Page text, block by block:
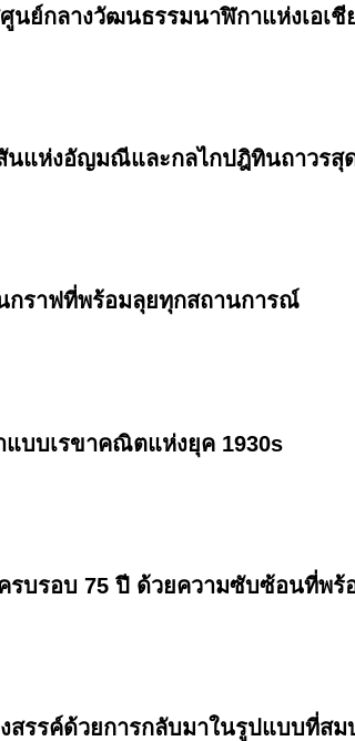
นย์กลางวัฒนธรรมนาฬิกาแห่งเอเชี
นแห่งอัญมณีและกลไกปฎิทินถาวรสุ
กราฟที่พร้อมลุยทุกสถานการณ์
แบบเรขาคณิตแห่งยุค 1930s
รบรอบ 75 ปี ด้วยความซับซ้อนที่พร้
สรรค์ด้วยการกลับมาในรูปแบบที่ส